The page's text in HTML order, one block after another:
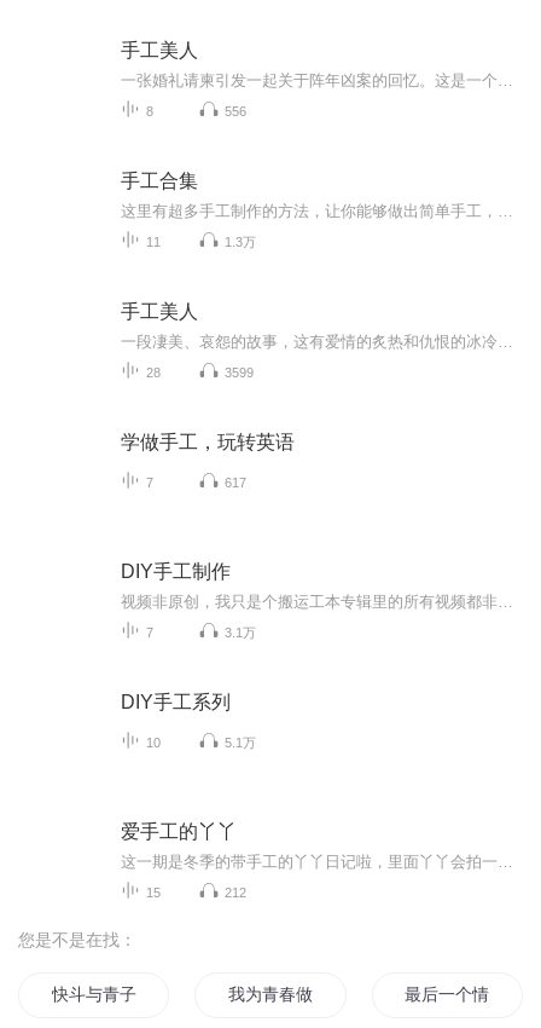
手工美人
8 556
手工合集
11 1.3万
手工美人
28 3599
学做手工，玩转英语
7 617
DIY手工制作
7 3.1万
DIY手工系列
10 5.1万
爱手工的丫丫
15 212
您是不是在找：
快斗与青子的情人节 我为青春做什么 最后一个情人节